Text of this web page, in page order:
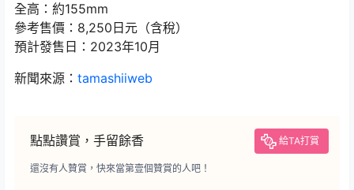
全高：約155mm
參考售價：8,250日元（含稅）
預計發售日：2023年10月
新聞來源： tamashiiweb
點點讚賞，手留餘香 給TA打賞
還沒有人贊賞，快來當第壹個贊賞的人吧！